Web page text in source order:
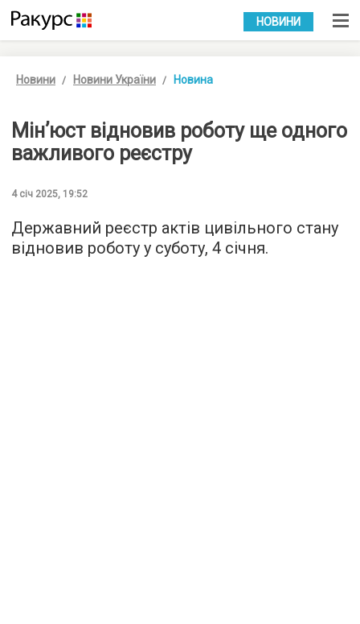
УКР РУС
НОВИНИ
Новини Новини України Новина
Мінʼюст відновив роботу ще одного
важливого реєстру
4 січ 2025, 19:52
Державний реєстр актів цивільного стану
відновив роботу у суботу, 4 січня.